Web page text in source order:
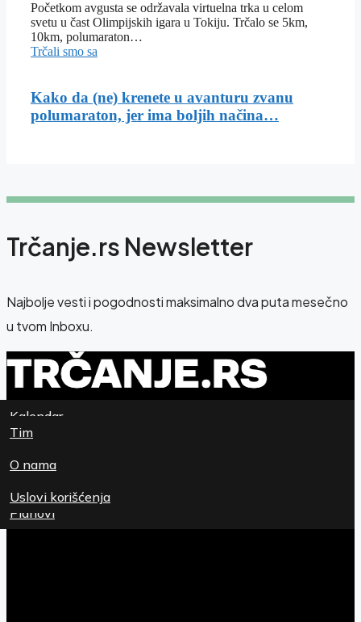
Početkom avgusta se održavala virtuelna trka u celom
svetu u čast Olimpijskih igara u Tokiju. Trčalo se 5km,
10km, polumaraton…
Trčali smo sa
Kako da (ne) krenete u avanturu zvanu
polumaraton, jer ima boljih načina…
Trčanje.rs Newsletter
Najbolje vesti i pogodnosti maksimalno dva puta mesečno
u tvom Inboxu.
Kalendar
Planovi
Tim
O nama
Uslovi korišćenja
Newsletter